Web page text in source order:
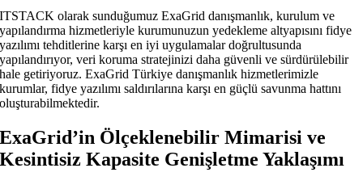
ITSTACK olarak sunduğumuz ExaGrid danışmanlık, kurulum ve
yapılandırma hizmetleriyle kurumunuzun yedekleme altyapısını fidye
yazılımı tehditlerine karşı en iyi uygulamalar doğrultusunda
yapılandırıyor, veri koruma stratejinizi daha güvenli ve sürdürülebilir
hale getiriyoruz. ExaGrid Türkiye danışmanlık hizmetlerimizle
kurumlar, fidye yazılımı saldırılarına karşı en güçlü savunma hattını
oluşturabilmektedir.
ExaGrid’in Ölçeklenebilir Mimarisi ve
Kesintisiz Kapasite Genişletme Yaklaşımı